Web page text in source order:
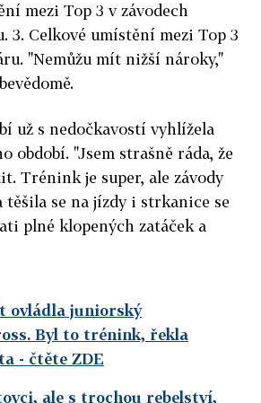
mezi Top 3 v závodech
3. Celkové umístění mezi Top 3
"Nemůžu mít nižší nároky,"
už s nedočkavostí vyhlížela
období. "Jsem strašně ráda, že
Trénink je super, ale závody
těšila se na jízdy i strkanice se
plné klopených zatáček a
ovládla juniorský
Byl to trénink, řekla
- čtěte ZDE
ale s trochou rebelství,